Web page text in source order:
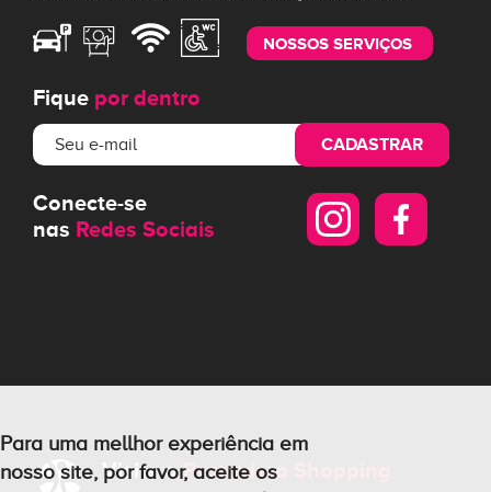
NOSSOS SERVIÇOS
Fique por dentro
CADASTRAR
Conecte-se
nas Redes Sociais
Visite oPrataviera Shopping
Para uma mellhor experiência em
nosso site, por favor, aceite os